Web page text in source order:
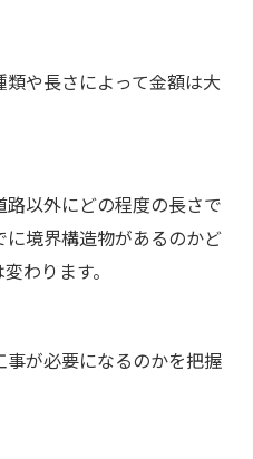
や長さによって金額は大
以外にどの程度の長さで
に境界構造物があるのかど
わります。
が必要になるのかを把握